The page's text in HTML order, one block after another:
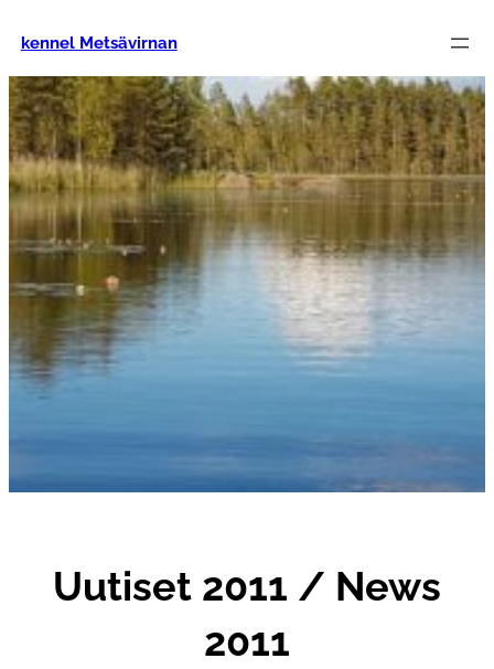
sisältöön
kennel Metsävirnan
Uutiset 2011 / News
2011